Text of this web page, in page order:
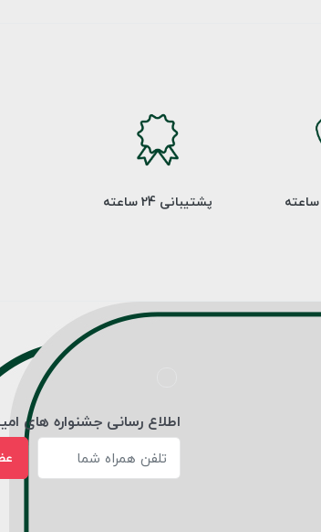
پشتیبانی 24 ساعته
اطلاع رسانی جشنواره های